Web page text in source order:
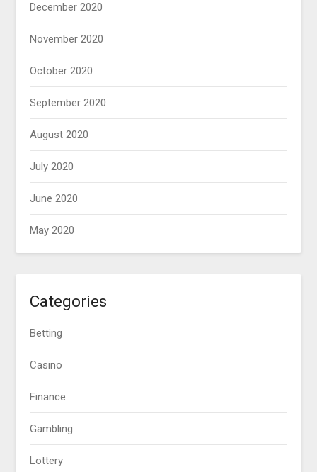
December 2020
November 2020
October 2020
September 2020
August 2020
July 2020
June 2020
May 2020
Categories
Betting
Casino
Finance
Gambling
Lottery